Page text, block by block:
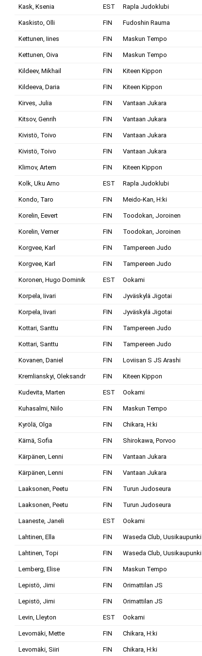
Kask, Ksenia EST Rapla Judoklubi
Kaskisto, Olli FIN Fudoshin Rauma
Kettunen, Iines FIN Maskun Tempo
Kettunen, Oiva FIN Maskun Tempo
Kildeev, Mikhail FIN Kiteen Kippon
Kildeeva, Daria FIN Kiteen Kippon
Kirves, Julia FIN Vantaan Jukara
Kitsov, Genrih FIN Vantaan Jukara
Kivistö, Toivo FIN Vantaan Jukara
Kivistö, Toivo FIN Vantaan Jukara
Klimov, Artem FIN Kiteen Kippon
Kolk, Uku Arno EST Rapla Judoklubi
Kondo, Taro FIN Meido-Kan, H:ki
Korelin, Eevert FIN Toodokan, Joroinen
Korelin, Verner FIN Toodokan, Joroinen
Korgvee, Karl FIN Tampereen Judo
Korgvee, Karl FIN Tampereen Judo
Koronen, Hugo Dominik EST Ookami
Korpela, Iivari FIN Jyväskylä Jigotai
Korpela, Iivari FIN Jyväskylä Jigotai
Kottari, Santtu FIN Tampereen Judo
Kottari, Santtu FIN Tampereen Judo
Kovanen, Daniel FIN Loviisan S JS Arashi
Kremlianskyi, Oleksandr FIN Kiteen Kippon
Kudevita, Marten EST Ookami
Kuhasalmi, Niilo FIN Maskun Tempo
Kyrölä, Olga FIN Chikara, H:ki
Kärnä, Sofia FIN Shirokawa, Porvoo
Kärpänen, Lenni FIN Vantaan Jukara
Kärpänen, Lenni FIN Vantaan Jukara
Laaksonen, Peetu FIN Turun Judoseura
Laaksonen, Peetu FIN Turun Judoseura
Laaneste, Janeli EST Ookami
Lahtinen, Ella FIN Waseda Club, Uusikaupunki
Lahtinen, Topi FIN Waseda Club, Uusikaupunki
Lemberg, Elise FIN Maskun Tempo
Lepistö, Jimi FIN Orimattilan JS
Lepistö, Jimi FIN Orimattilan JS
Levin, Lleyton EST Ookami
Levomäki, Mette FIN Chikara, H:ki
Levomäki, Siiri FIN Chikara, H:ki